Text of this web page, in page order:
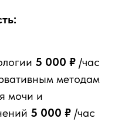
5 000 ₽ /час
методам
мочи и
5 000 ₽ /час